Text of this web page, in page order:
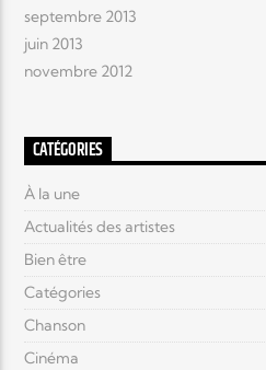
septembre 2013
juin 2013
novembre 2012
CATÉGORIES
À la une
Actualités des artistes
Bien être
Catégories
Chanson
Cinéma